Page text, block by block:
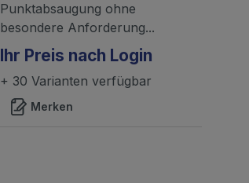
Punktabsaugung ohne
besondere Anforderung...
Ihr Preis nach Login
+ 30 Varianten verfügbar
Merken